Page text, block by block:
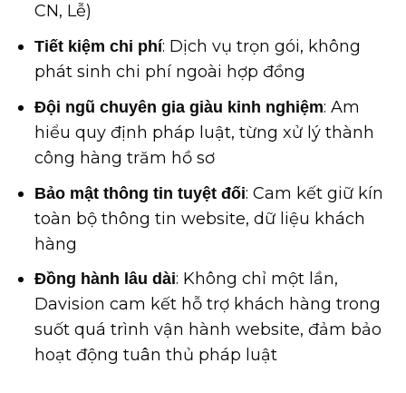
CN, Lễ)
Tiết kiệm chi phí: Dịch vụ trọn gói, không
phát sinh chi phí ngoài hợp đồng
Đội ngũ chuyên gia giàu kinh nghiệm: Am
hiểu quy định pháp luật, từng xử lý thành
công hàng trăm hồ sơ
Bảo mật thông tin tuyệt đối: Cam kết giữ kín
toàn bộ thông tin website, dữ liệu khách
hàng
Đồng hành lâu dài: Không chỉ một lần,
Davision cam kết hỗ trợ khách hàng trong
suốt quá trình vận hành website, đảm bảo
hoạt động tuân thủ pháp luật